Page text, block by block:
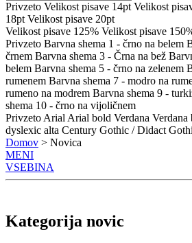
Privzeto Velikost pisave 14pt Velikost
18pt Velikost pisave 20pt
Velikost pisave 125% Velikost pisave
Privzeto Barvna shema 1 - črno na belem
črnem Barvna shema 3 - Črna na bež
belem Barvna shema 5 - črno na zelenem
rumenem Barvna shema 7 - modro na
rumeno na modrem Barvna shema 9 -
shema 10 - črno na vijoličnem
Privzeto Arial Arial bold Verdana Verdana
dyslexic alta Century Gothic / Didact
Domov > Novica
MENI
VSEBINA
Kategorija novic